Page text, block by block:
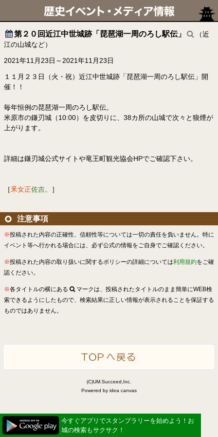
第２０回近江中世城跡「琵琶湖一周のろし駅伝」
（近
江の山城など）
2021年11月23日～2021年11月23日
１１月２３日（火・祝）近江中世城跡「琵琶湖一周のろし駅伝」開
催！！
毎年恒例の琵琶湖一周のろし駅伝。
米原市の鎌刃城（10:00）を皮切りに、38カ所の山城で次々と狼煙が
上がります。
詳細は鎌刃城公式サイトや竜王町観光協会HPでご確認下さい。
［釆女正佐吉。 ］
注意事項
※投稿された内容の正確性、信頼性等については一切の責任を負いません。特に
イベント等へ行かれる場合には、必ず公式の情報をご自身でご確認ください。
※投稿された内容の取り扱いに関するポリシーの詳細については利用規約をご確
認ください。
※各タイトルの横にある
マークは、投稿されたタイトルのまま簡単にWEB検
索できるようにしたもので、検索結果に正しい情報が表示されることを保証する
ものではありません。
(C)UM.Succeed,Inc.
Powered by idea canvas
今すぐアプリでスタンプラリーを始めよう！お
城の検索もサクサク！